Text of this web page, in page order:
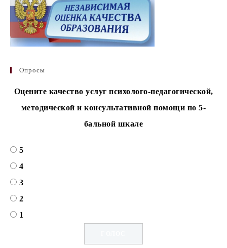
Опросы
Оцените качество услуг психолого-педагогической,
методической и консультативной помощи по 5-
бальной шкале
5
4
3
2
1